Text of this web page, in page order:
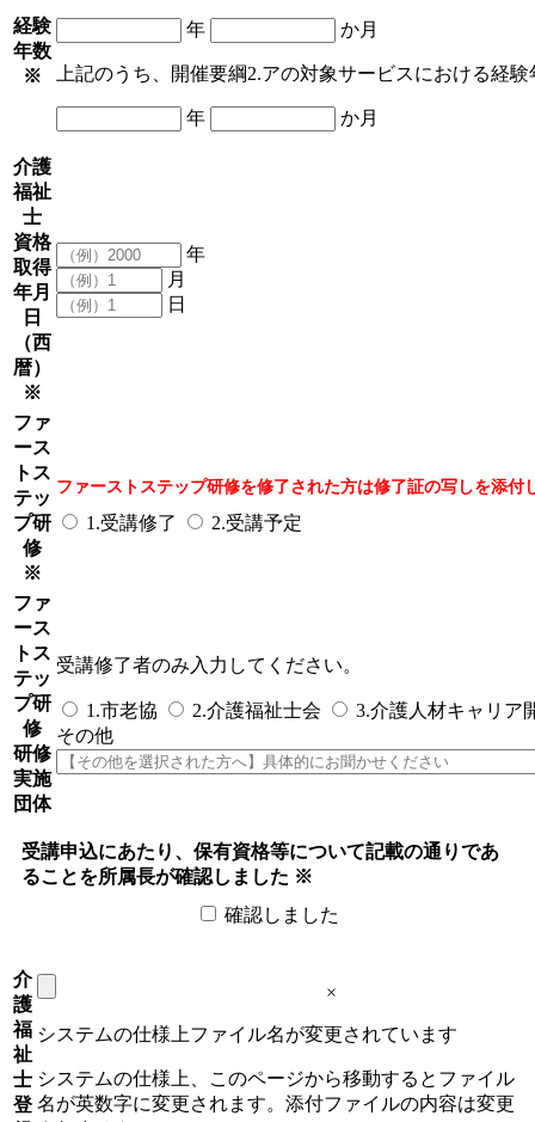
経験
年数
※
年 か月
上記のうち、開催要綱2.アの対象サービスにおける経験
年 か月
介護
福祉
士
資格
取得
年月
日
（西
暦）
※
年
月
日
ファ
ース
トス
テッ
プ研
修
※
ファーストステップ研修を修了された方は修了証の写しを添付
1.受講修了 2.受講予定
ファ
ース
トス
テッ
プ研
修
研修
実施
団体
受講修了者のみ入力してください。
1.市老協 2.介護福祉士会
3.介護人材キャリア
その他
受講申込にあたり、保有資格等について記載の通りであ
ることを所属長が確認しました ※
確認しました
介
護
福
祉
士
登
×
システムの仕様上ファイル名が変更されています
システムの仕様上、このページから移動するとファイル
名が英数字に変更されます。添付ファイルの内容は変更